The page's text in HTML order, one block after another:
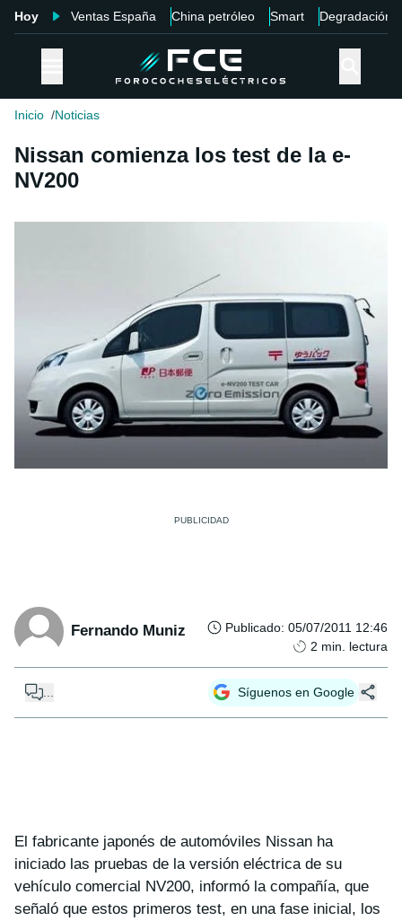
Hoy Ventas España China petróleo Smart Degradación
Inicio Noticias
Nissan comienza los test de la e-
NV200
Fernando Muniz Publicado: 05/07/2011 12:46
2 min. lectura
Síguenos en Google
El fabricante japonés de automóviles Nissan ha
iniciado las pruebas de la versión eléctrica de su
vehículo comercial NV200, informó la compañía, que
señaló que estos primeros test, en una fase inicial, los